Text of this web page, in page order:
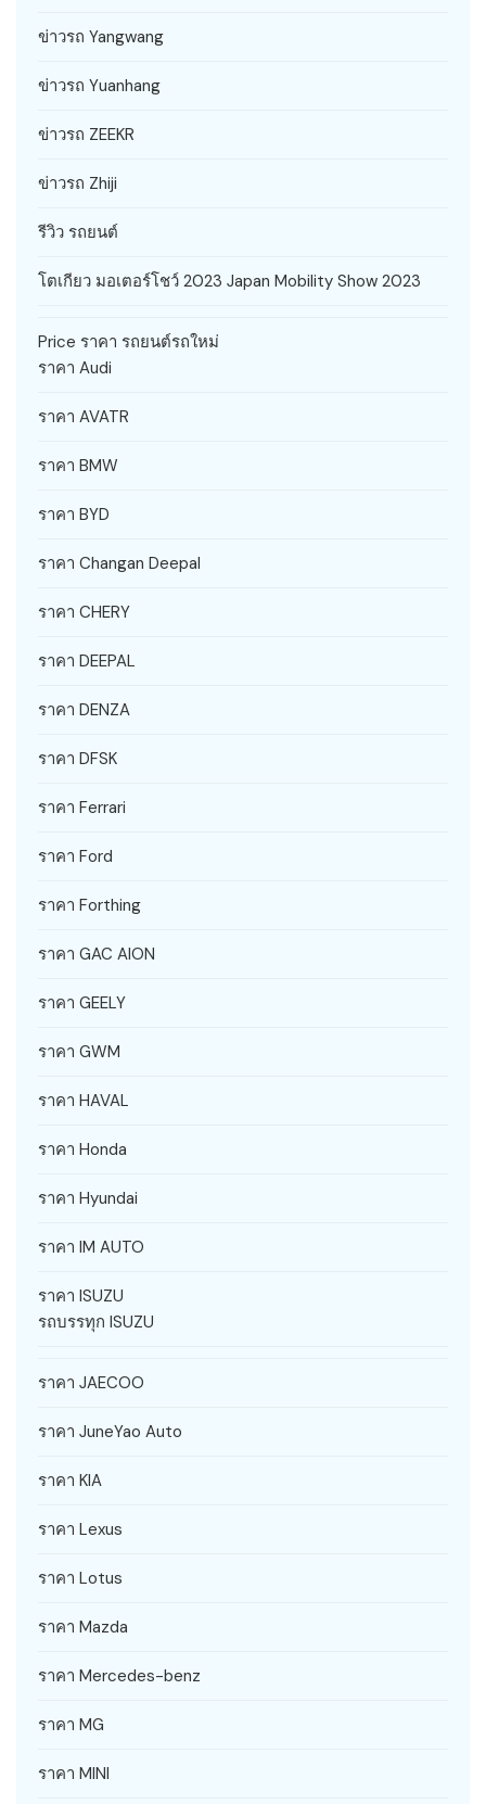
ข่าวรถ Yangwang
ข่าวรถ Yuanhang
ข่าวรถ ZEEKR
ข่าวรถ Zhiji
รีวิว รถยนต์
โตเกียว มอเตอร์โชว์ 2023 Japan Mobility Show 2023
Price ราคา รถยนต์รถใหม่
ราคา Audi
ราคา AVATR
ราคา BMW
ราคา BYD
ราคา Changan Deepal
ราคา CHERY
ราคา DEEPAL
ราคา DENZA
ราคา DFSK
ราคา Ferrari
ราคา Ford
ราคา Forthing
ราคา GAC AION
ราคา GEELY
ราคา GWM
ราคา HAVAL
ราคา Honda
ราคา Hyundai
ราคา IM AUTO
ราคา ISUZU
รถบรรทุก ISUZU
ราคา JAECOO
ราคา JuneYao Auto
ราคา KIA
ราคา Lexus
ราคา Lotus
ราคา Mazda
ราคา Mercedes-benz
ราคา MG
ราคา MINI